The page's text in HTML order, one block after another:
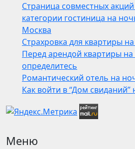
Страница совместных
категории гостиница на
Москва
Страхровка для квартиры
Перед арендой квартиры
определитесь
Романтический отель на
Как войти в “Дом
Меню